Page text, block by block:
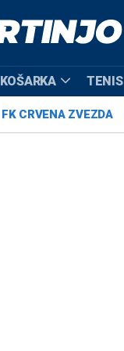
KOŠARKA TENIS
FK CRVENA ZVEZDA